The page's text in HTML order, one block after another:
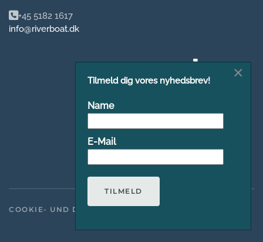
+45 5182 1617
info@riverboat.dk
COOKIE- UND DATENSCHUTZRICHTLINIE
×
Tilmeld dig vores nyhedsbrev!
Name
E-Mail
TILMELD